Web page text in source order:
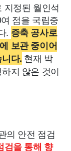
지정된 월인석
점을 국립중
. 증축 공사로
보관 중이어
다. 현재 박
지 않은 것이
의 안전 점검
검을 통해 향